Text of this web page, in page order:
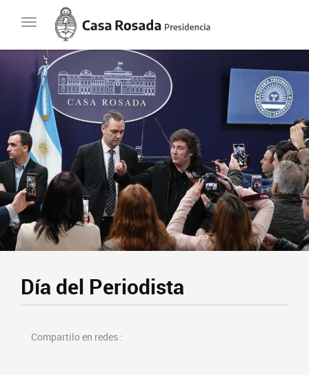
Toggle
navigation
Casa
Rosada
Presidencia
de
la
Presidencia Javier Milei Suscribite
Día del Periodista
Compartilo en redes :